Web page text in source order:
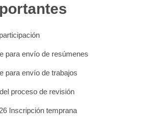
para envío de resúmenes
para envío de trabajos
proceso de revisión
Inscripción temprana